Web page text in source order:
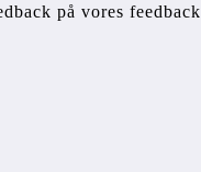
på vores feedback